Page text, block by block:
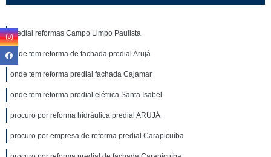
predial reformas Campo Limpo Paulista
onde tem reforma de fachada predial Arujá
onde tem reforma predial fachada Cajamar
onde tem reforma predial elétrica Santa Isabel
procuro por reforma hidráulica predial ARUJÁ
procuro por empresa de reforma predial Carapicuíba